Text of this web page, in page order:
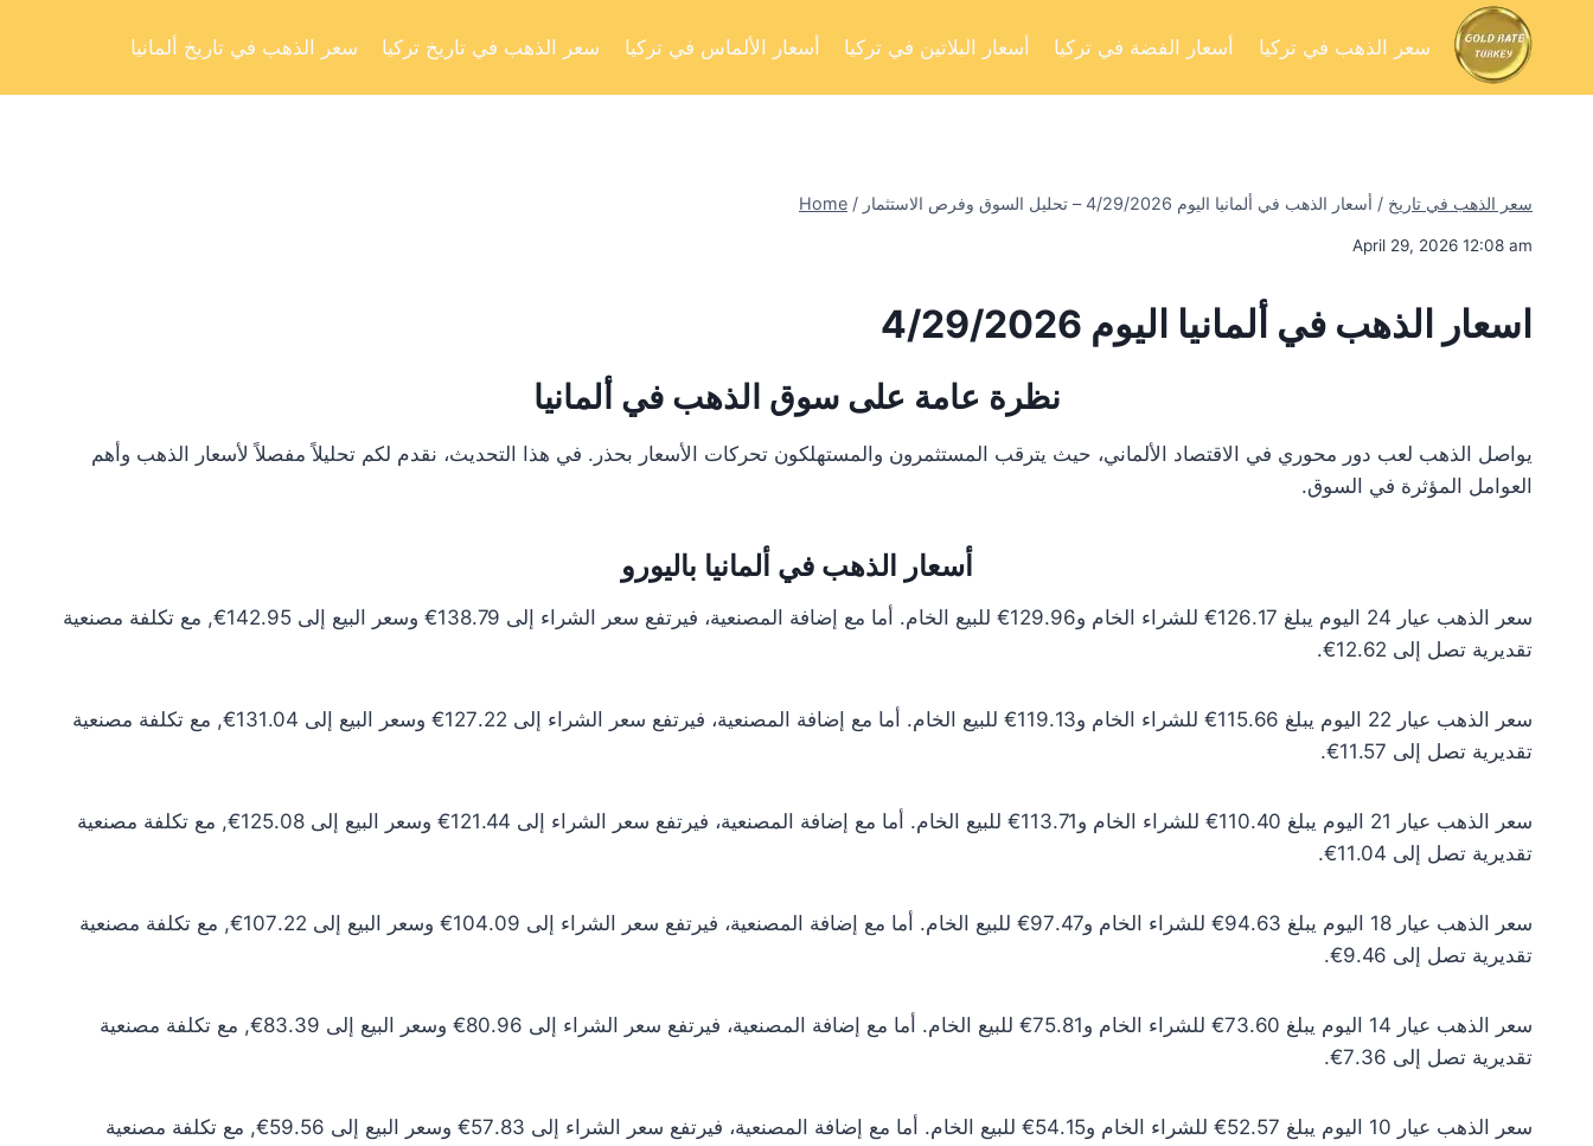
سعر الذهب في تاريخ ألمانيا سعر الذهب في تاريخ تركيا أسعار الألماس في تركيا أسعار البلاتين في تركيا أسعار الفضة في تركيا سعر الذهب في تركيا
Home / سعر الذهب في تاريخ / أسعار الذهب في ألمانيا اليوم 4/29/2026 – تحليل السوق وفرص الاستثمار
April 29, 2026 12:08 am
اسعار الذهب في ألمانيا اليوم 4/29/2026
نظرة عامة على سوق الذهب في ألمانيا
يواصل الذهب لعب دور محوري في الاقتصاد الألماني، حيث يترقب المستثمرون والمستهلكون تحركات الأسعار بحذر. في هذا التحديث، نقدم لكم تحليلاً مفصلاً لأسعار الذهب وأهم
العوامل المؤثرة في السوق.
أسعار الذهب في ألمانيا باليورو
سعر الذهب عيار 24 اليوم يبلغ 126.17€ للشراء الخام و129.96€ للبيع الخام. أما مع إضافة المصنعية، فيرتفع سعر الشراء إلى 138.79€ وسعر البيع إلى 142.95€, مع تكلفة مصنعية
تقديرية تصل إلى 12.62€.
سعر الذهب عيار 22 اليوم يبلغ 115.66€ للشراء الخام و119.13€ للبيع الخام. أما مع إضافة المصنعية، فيرتفع سعر الشراء إلى 127.22€ وسعر البيع إلى 131.04€, مع تكلفة مصنعية
تقديرية تصل إلى 11.57€.
سعر الذهب عيار 21 اليوم يبلغ 110.40€ للشراء الخام و113.71€ للبيع الخام. أما مع إضافة المصنعية، فيرتفع سعر الشراء إلى 121.44€ وسعر البيع إلى 125.08€, مع تكلفة مصنعية
تقديرية تصل إلى 11.04€.
سعر الذهب عيار 18 اليوم يبلغ 94.63€ للشراء الخام و97.47€ للبيع الخام. أما مع إضافة المصنعية، فيرتفع سعر الشراء إلى 104.09€ وسعر البيع إلى 107.22€, مع تكلفة مصنعية
تقديرية تصل إلى 9.46€.
سعر الذهب عيار 14 اليوم يبلغ 73.60€ للشراء الخام و75.81€ للبيع الخام. أما مع إضافة المصنعية، فيرتفع سعر الشراء إلى 80.96€ وسعر البيع إلى 83.39€, مع تكلفة مصنعية
تقديرية تصل إلى 7.36€.
سعر الذهب عيار 10 اليوم يبلغ 52.57€ للشراء الخام و54.15€ للبيع الخام. أما مع إضافة المصنعية، فيرتفع سعر الشراء إلى 57.83€ وسعر البيع إلى 59.56€, مع تكلفة مصنعية